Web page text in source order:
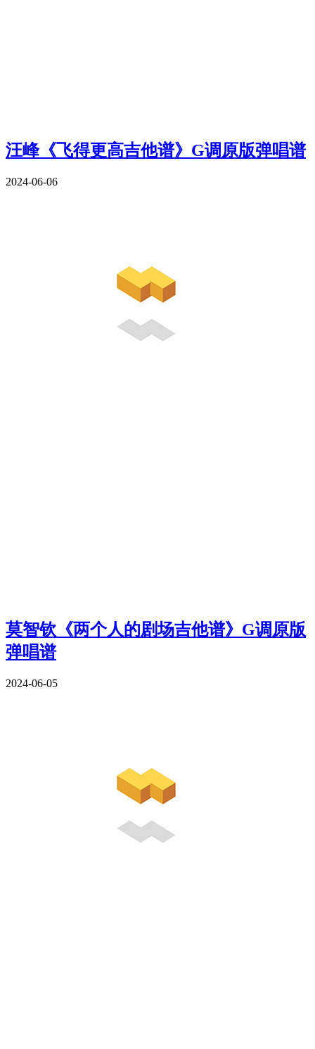
汪峰《飞得更高吉他谱》G调原版弹唱谱
2024-06-06
莫智钦《两个人的剧场吉他谱》G调原版
弹唱谱
2024-06-05